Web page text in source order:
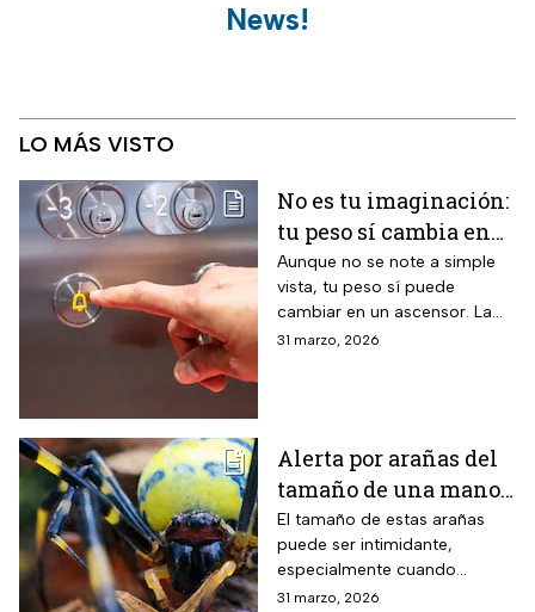
News!
LO MÁS VISTO
No es tu imaginación:
tu peso sí cambia en
un ascensor y la
ciencia lo explica
Aunque no se note a simple
vista, tu peso sí puede
cambiar en un ascensor. La
ciencia explica por qué ocurre
31 marzo, 2026
Alerta por arañas del
tamaño de una mano
que invaden EUA
El tamaño de estas arañas
puede ser intimidante,
especialmente cuando
aparecen cerca de viviendas,
31 marzo, 2026